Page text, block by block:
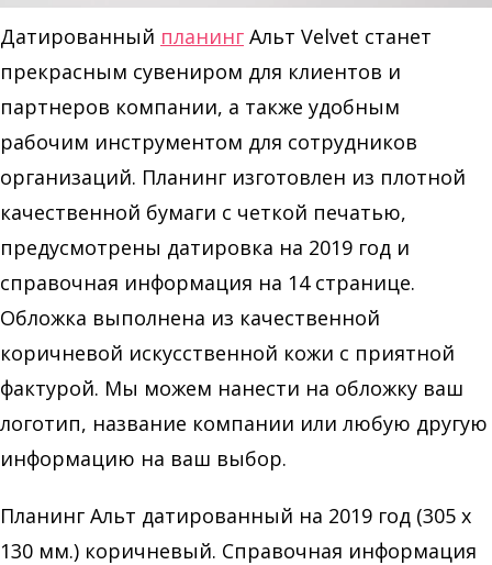
Датированный планинг Альт Velvet станет
прекрасным сувениром для клиентов и
партнеров компании, а также удобным
рабочим инструментом для сотрудников
организаций. Планинг изготовлен из плотной
качественной бумаги с четкой печатью,
предусмотрены датировка на 2019 год и
справочная информация на 14 странице.
Обложка выполнена из качественной
коричневой искусственной кожи с приятной
фактурой. Мы можем нанести на обложку ваш
логотип, название компании или любую другую
информацию на ваш выбор.
Планинг Альт датированный на 2019 год (305 х
130 мм.) коричневый. Справочная информация